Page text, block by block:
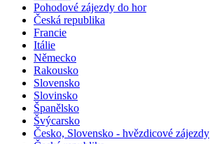
Pohodové zájezdy do hor
Česká republika
Francie
Itálie
Německo
Rakousko
Slovensko
Slovinsko
Španělsko
Švýcarsko
Česko, Slovensko - hvězdicové zájezdy